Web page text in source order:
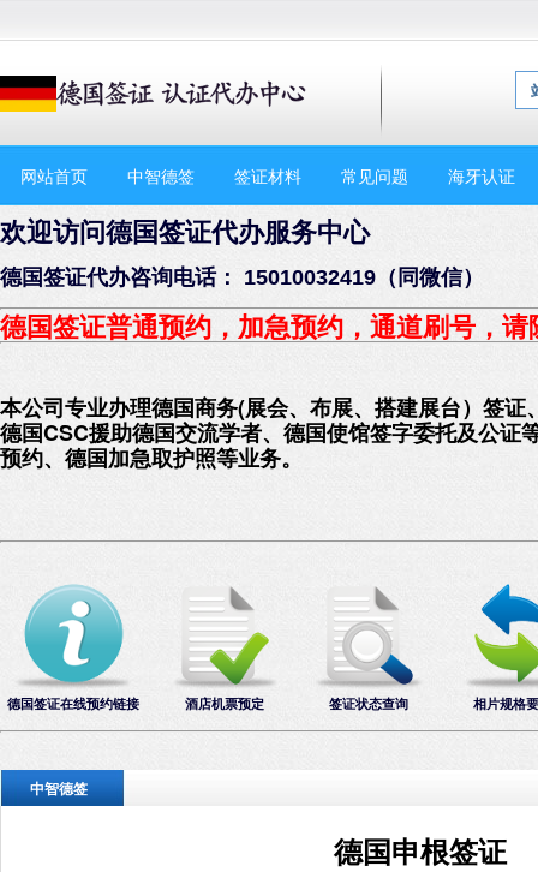
网站首页 中智德签 签证材料 常见问题 海牙认证
欢迎访问德国签证代办服务中心
德国签证代办咨询电话： 15010032419（同微信）
德国签证普通预约，加急预约 ，通道刷号，
本公司专业办理德国商务(展会、布展、搭建展台）签
德国CSC援助德国交流学者、德国使馆签字委托及公
预约、德国加急取护照等业务。
德国签证在线预约链接 酒店机票预定 签证状态查询 相片规格
中智德签
德国申根签证